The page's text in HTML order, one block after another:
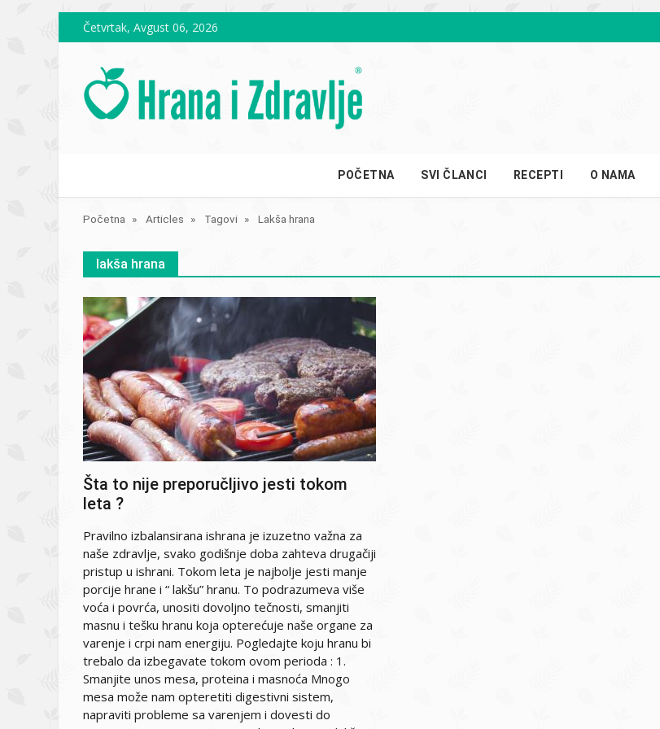
Skip to main contentČetvrtak, Avgust 06, 2026
POČETNA SVI ČLANCI RECEPTI O NAMA
Početna Articles Tagovi Lakša hrana
lakša hrana
Šta to nije preporučljivo jesti tokom
leta ?
Pravilno izbalansirana ishrana je izuzetno važna za
naše zdravlje, svako godišnje doba zahteva drugačiji
pristup u ishrani. Tokom leta je najbolje jesti manje
porcije hrane i “ lakšu” hranu. To podrazumeva više
voća i povrća, unositi dovoljno tečnosti, smanjiti
masnu i tešku hranu koja opterećuje naše organe za
varenje i crpi nam energiju. Pogledajte koju hranu bi
trebalo da izbegavate tokom ovom perioda : 1.
Smanjite unos mesa, proteina i masnoća Mnogo
mesa može nam opteretiti digestivni sistem,
napraviti probleme sa varenjem i dovesti do